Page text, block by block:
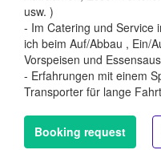
usw. )
- Im Catering und Service
ich beim Auf/Abbau , Ein/
Vorspeisen und
- Erfahrungen mit einem
Transporter für lange
Booking request